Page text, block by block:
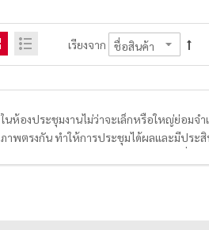
เรียงจาก
ในห้องประชุมงานไม่ว่าจะเล็กหรือใหญ่ย่อมจ
ภาพตรงกัน ทำให้การประชุมได้ผลและมีประสิ
เพื่อใ
งานทุกครั้ง กระดานบอร์ด โดยเฉพาะไวท์บอ